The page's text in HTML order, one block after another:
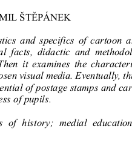
ŠTĚPÁNEK
and  specifics  of  cartoon
facts,  didactic  and
it  examines  the
visual media. Eventually,
of postage stamps and
of pupils.
of  history;  medial